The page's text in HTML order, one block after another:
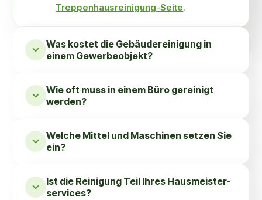
Treppenhausreinigung-Seite.
Was kostet die Gebäude­reinigung in
einem Gewerbe­objekt?
Wie oft muss in einem Büro gereinigt
werden?
Welche Mittel und Maschinen setzen Sie
ein?
Ist die Reinigung Teil Ihres Haus­meister­
services?